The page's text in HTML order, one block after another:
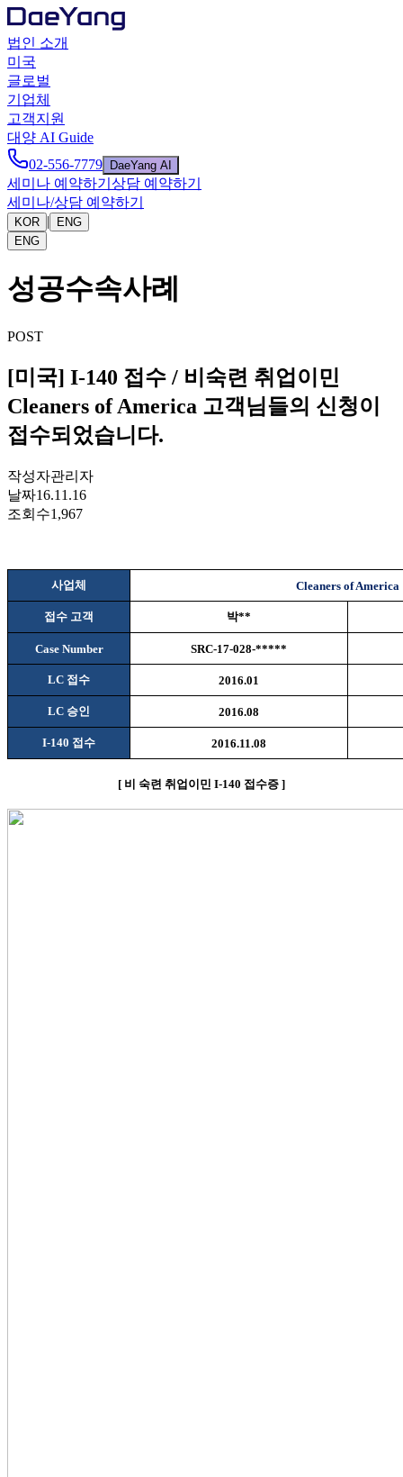
법인 소개
미국
글로벌
기업체
고객지원
대양 AI Guide
02-556-7779
DaeYang AI
세미나 예약하기 상담 예약하기
세미나/상담 예약하기
KOR |
ENG
ENG
성공수속사례
POST
[미국] I-140 접수 / 비숙련 취업이민
Cleaners of America 고객님들의 신청이
접수되었습니다.
작성자관리자
날짜16.11.16
조회수1,967
사업체 Cleaners of America
접수 고객 박**
Case Number SRC-17-028-*****
LC 접수 2016.01
LC 승인 2016.08
I-140 접수 2016.11.08
[ 비 숙련 취업이민 I-140 접수증 ]